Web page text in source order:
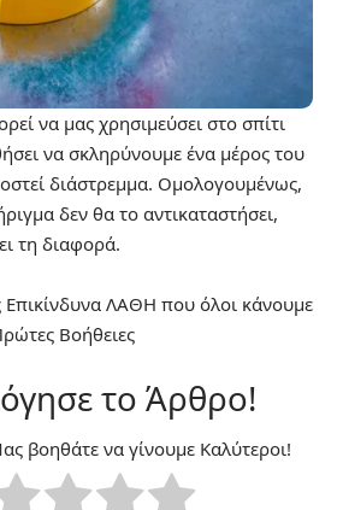
να μας χρησιμεύσει στο σπίτι
να σκληρύνουμε ένα μέρος του
διάστρεμμα. Ομολογουμένως,
δεν θα το αντικαταστήσει,
τη διαφορά.
ΛΑΘΗ που όλοι κάνουμε
Βοήθειες
το Άρθρο!
βοηθάτε να γίνουμε Καλύτεροι!